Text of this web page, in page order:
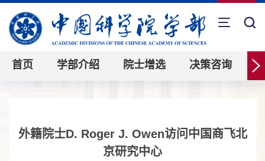
首页 学部介绍 院士增选 决策咨询
外籍院士D. Roger J. Owen访问中国商飞北
京研究中心